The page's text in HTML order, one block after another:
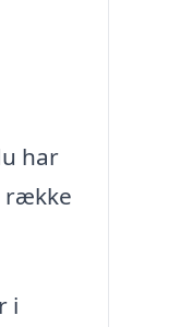
har
række
i